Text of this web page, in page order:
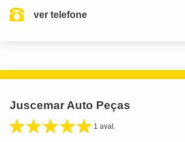
ver telefone
Juscemar Auto Peças
1 aval.